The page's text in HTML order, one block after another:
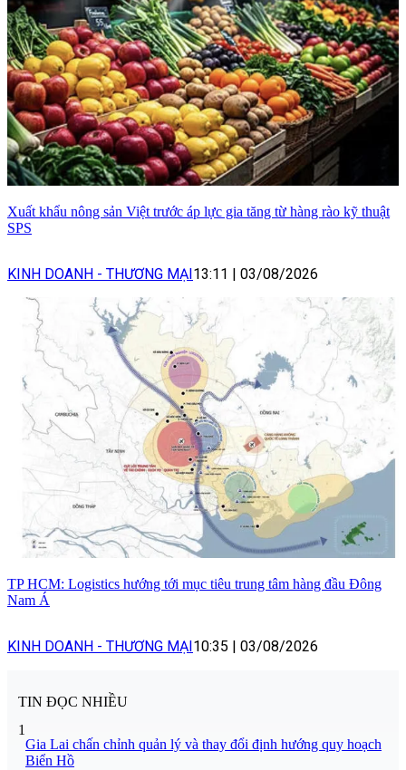
Xuất khẩu nông sản Việt trước áp lực gia tăng từ hàng rào kỹ thuật
SPS
KINH DOANH - THƯƠNG MẠI 13:11 03/08/2026
TP HCM: Logistics hướng tới mục tiêu trung tâm hàng đầu Đông
Nam Á
KINH DOANH - THƯƠNG MẠI 10:35 03/08/2026
TIN ĐỌC NHIỀU
1
Gia Lai chấn chỉnh quản lý và thay đổi định hướng quy hoạch
Biển Hồ